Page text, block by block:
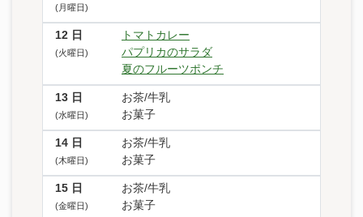
(月曜日)
12 日
(火曜日)
トマトカレー
パプリカのサラダ
夏のフルーツポンチ
13 日
(水曜日)
お茶/牛乳
お菓子
14 日
(木曜日)
お茶/牛乳
お菓子
15 日
(金曜日)
お茶/牛乳
お菓子